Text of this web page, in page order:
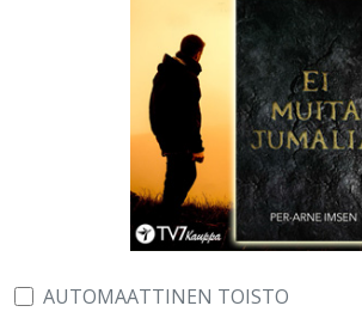
AUTOMAATTINEN TOISTO